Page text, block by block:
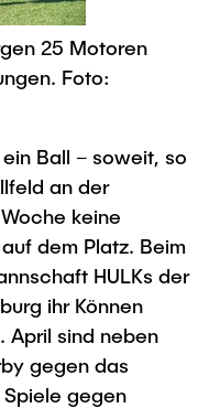
Climate
25 Motoren
Foto:
Ball – soweit, so
an der
keine
dem Platz. Beim
HULKs der
ihr Können
April sind neben
gegen das
Spiele gegen